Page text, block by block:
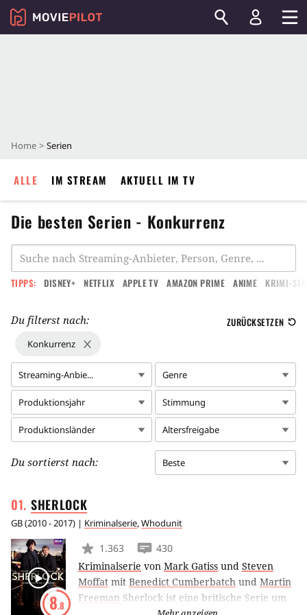
Home Serien
ALLE IM STREAM AKTUELL IM TV
Die besten Serien - Konkurrenz
TIPPS: DISNEY+ NETFLIX APPLE TV AMAZON PRIME ANIME KRIMI-
Du filterst nach: ZURÜCKSETZEN
Konkurrenz
Streaming-Anbie... Genre
Produktionsjahr Stimmung
Produktionsländer Altersfreigabe
Du sortierst nach: Beste
SHERLOCK
GB(2010 - 2017) | Kriminalserie,Whodunit
8.8
1.363
430
Kriminalserie von Mark Gatiss und Steven
Moffat mit Benedict Cumberbatch und Martin
Freeman Sherlock ist eine britische Serie um